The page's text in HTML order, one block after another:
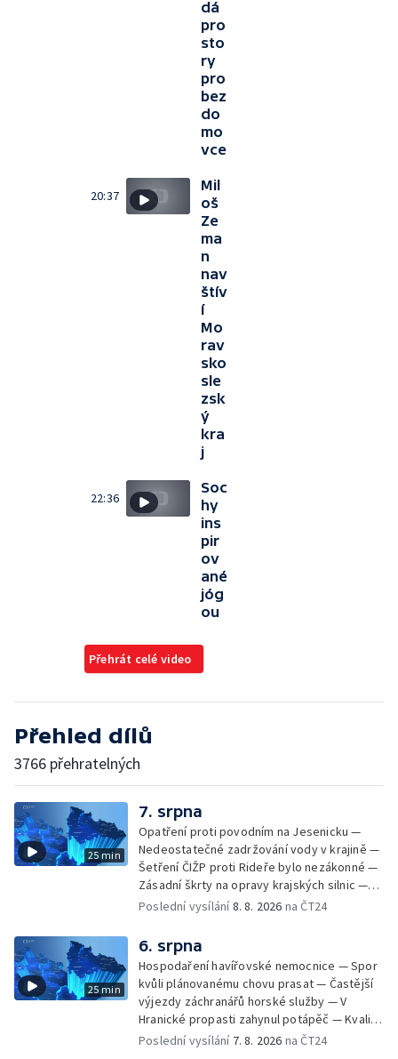
dá
pro
sto
ry
pro
bez
do
mo
vce
20:37
Mil
oš
Ze
ma
n
nav
štív
í
Mo
rav
sko
sle
zsk
ý
kra
j
22:36
Soc
hy
ins
pir
ov
ané
jóg
ou
Přehrát celé video
Přehled dílů
3766 přehratelných
25 min
7. srpna
Opatření proti povodním na Jesenicku —
Nedeostatečné zadržování vody v krajině —
Šetření ČIŽP proti Rideře bylo nezákonné —
Zásadní škrty na opravy krajských silnic —
Zásadní škrty na opravy krajských silnic —
covidem — Úhyny ryb kvůli vysokým
teplotám — Problémy se zásobování vodou
v MS kraji nehrozí — testováním na
západonilskou horečku — Den židovských
památek
Poslední vysílání8. 8. 2026 na ČT24
25 min
6. srpna
Hospodaření havířovské nemocnice — Spor
kvůli plánovanému chovu prasat — Častější
výjezdy záchranářů horské služby — V
Hranické propasti zahynul potápěč — Kvalita
vody ke koupání — Zavlažování zeleniny v
Poslední vysílání 7. 8. 2026 na ČT24